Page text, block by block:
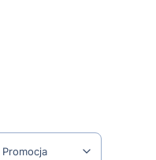
Promocja